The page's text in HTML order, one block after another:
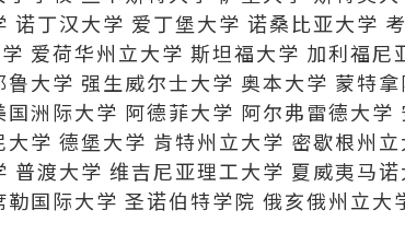
诺丁汉大学 爱丁堡大学 诺桑比亚大学
爱荷华州立大学 斯坦福大学 加利福尼
大学 强生威尔士大学 奥本大学 蒙特
洲际大学 阿德菲大学 阿尔弗雷德大学
学 德堡大学 肯特州立大学 密歇根州
普渡大学 维吉尼亚理工大学 夏威夷马
国际大学 圣诺伯特学院 俄亥俄州立大